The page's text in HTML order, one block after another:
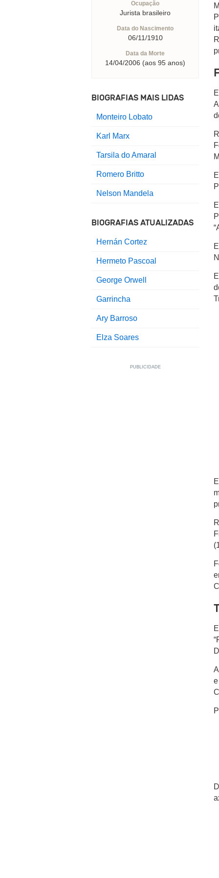
Ocupação
Jurista brasileiro
Data do Nascimento
06/11/1910
Data da Morte
14/04/2006 (aos 95 anos)
BIOGRAFIAS MAIS LIDAS
Monteiro Lobato
Karl Marx
Tarsila do Amaral
Romero Britto
Nelson Mandela
BIOGRAFIAS ATUALIZADAS
Hernán Cortez
Hermeto Pascoal
George Orwell
Garrincha
Ary Barroso
Elza Soares